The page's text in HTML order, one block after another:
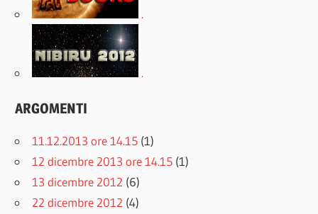
.
.
ARGOMENTI
11.12.2013 ore 14.15 (1)
12 dicembre 2013 ore 14.15 (1)
13 dicembre 2012 (6)
22 dicembre 2012 (4)